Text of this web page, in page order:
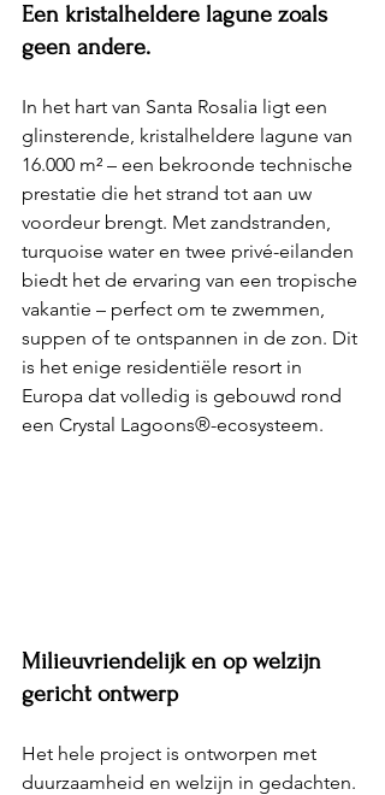
Een kristalheldere lagune zoals
geen andere.
In het hart van Santa Rosalia ligt een
glinsterende, kristalheldere lagune van
16.000 m² – een bekroonde technische
prestatie die het strand tot aan uw
voordeur brengt. Met zandstranden,
turquoise water en twee privé-eilanden
biedt het de ervaring van een tropische
vakantie – perfect om te zwemmen,
suppen of te ontspannen in de zon. Dit
is het enige residentiële resort in
Europa dat volledig is gebouwd rond
een Crystal Lagoons®-ecosysteem.
Milieuvriendelijk en op welzijn
gericht ontwerp
Het hele project is ontworpen met
duurzaamheid en welzijn in gedachten.